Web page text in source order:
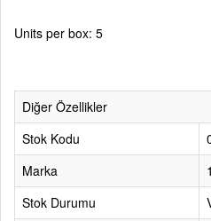
Units per box: 5
Diğer Özellikler
Stok Kodu
Marka
Stok Durumu